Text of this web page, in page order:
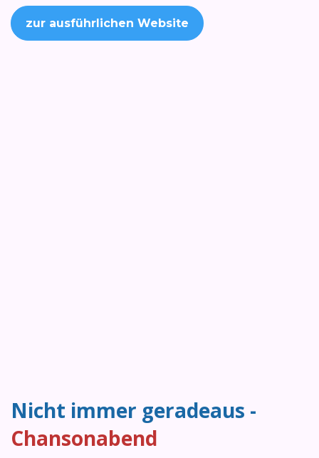
zur ausführlichen Website
Nicht immer geradeaus -
Chansonabend